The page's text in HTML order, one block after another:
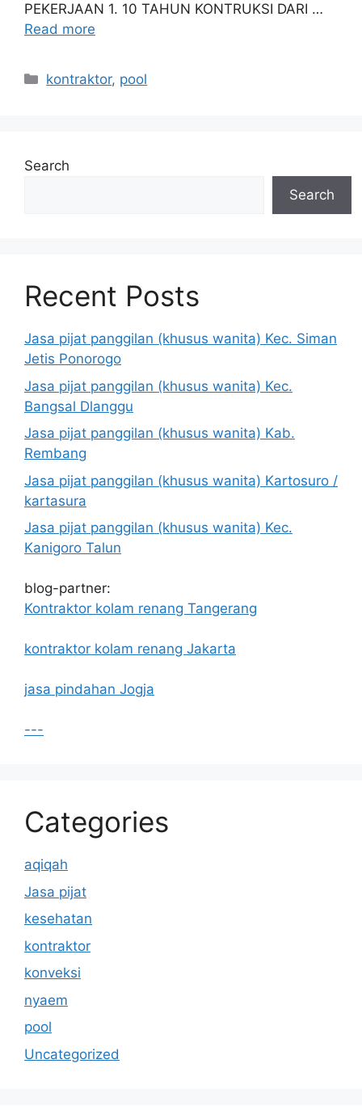
PEKERJAAN 1. 10 TAHUN KONTRUKSI DARI …
Read more
Categories
kontraktor, pool
Search
Search
Recent Posts
Jasa pijat panggilan (khusus wanita) Kec. Siman
Jetis Ponorogo
Jasa pijat panggilan (khusus wanita) Kec.
Bangsal Dlanggu
Jasa pijat panggilan (khusus wanita) Kab.
Rembang
Jasa pijat panggilan (khusus wanita) Kartosuro /
kartasura
Jasa pijat panggilan (khusus wanita) Kec.
Kanigoro Talun
blog-partner:
Kontraktor kolam renang Tangerang
kontraktor kolam renang Jakarta
jasa pindahan Jogja
---
Categories
aqiqah
Jasa pijat
kesehatan
kontraktor
konveksi
nyaem
pool
Uncategorized